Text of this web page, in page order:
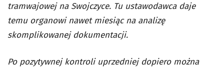
tramwajowej na Swojczyce. Tu ustawodawca daje
temu organowi nawet miesiąc na analizę
skomplikowanej dokumentacji.
Po pozytywnej kontroli uprzedniej dopiero można